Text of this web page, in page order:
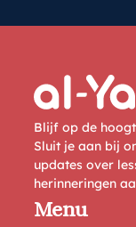
Blijf op de
Sluit je aan bij
updates over
herinneringen
Menu